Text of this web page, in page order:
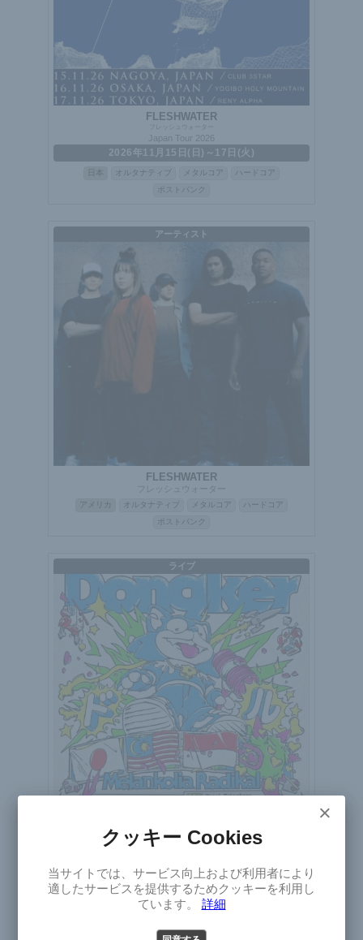
FLESHWATER
フレッシュウォーター
Japan Tour 2026
2026年11月15日(日)～17日(火)
オルタナティブ メタルコア
ハードコア
ポストパンク
アーティスト
FLESHWATER
フレッシュウォーター
アメリカ オルタナティブ メタルコア
ハードコア
ポストパンク
ライブ
Dongker
ドンケル
Japan Tour 2026
2026年9月4日(金)～12日(土)
×
Select
Version
×
クッキー Cookies
当サイトでは、サービス向上および利用者により
適したサービスを提供するためクッキーを利用し
ています。 詳細